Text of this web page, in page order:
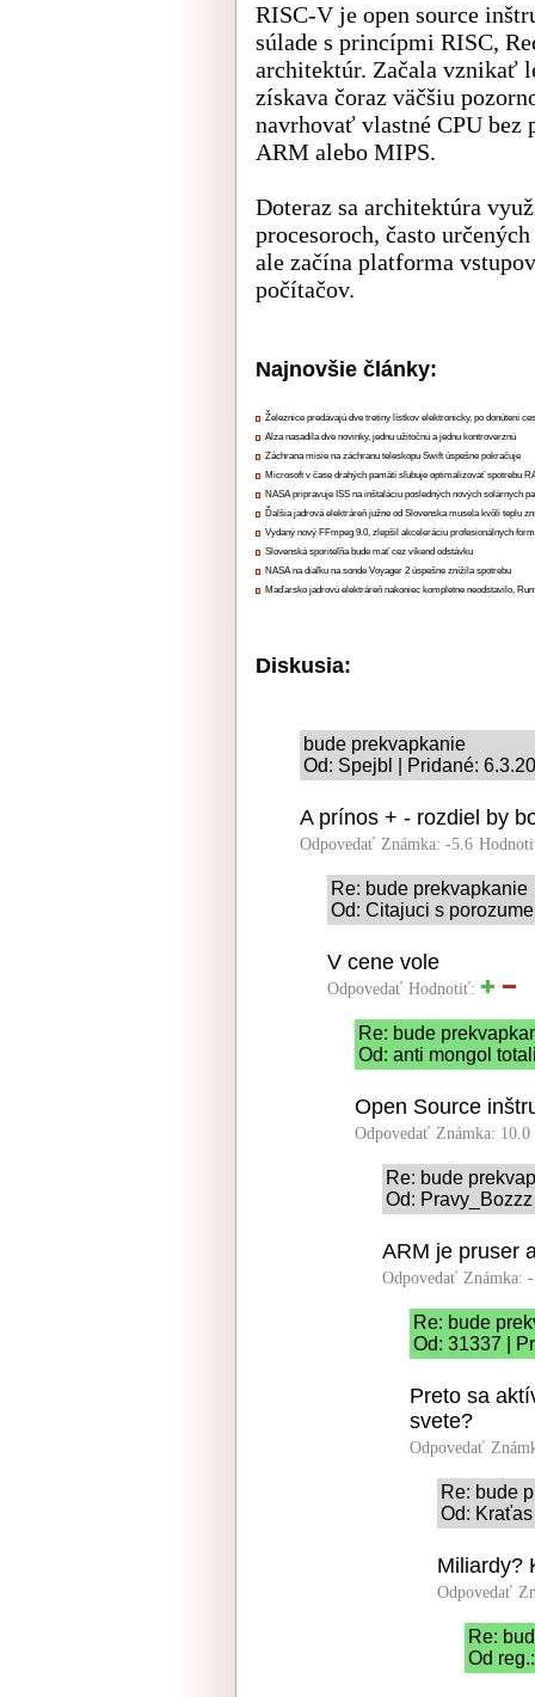
RISC-V je open source
súlade s princípmi RISC,
architektúr. Začala vznikať
získava čoraz väčšiu
navrhovať vlastné CPU bez
ARM alebo MIPS.
Doteraz sa architektúra
procesoroch, často
ale začína platforma
počítačov.
Najnovšie články:
Železnice predávajú dve tretiny lístkov elektronicky, po donútení
Alza nasadila dve novinky, jednu užitočnú a jednu kontroverznú
Záchrana misie na záchranu teleskopu Swift úspešne pokračuje
Microsoft v čase drahých pamätí sľubuje optimalizovať spotrebu
NASA pripravuje ISS na inštaláciu posledných nových solárnych
Ďalšia jadrová elektráreň južne od Slovenska musela kvôli teplu
Vydaný nový FFmpeg 9.0, zlepšil akceleráciu profesionálnych
Slovenská sporiteľňa bude mať cez víkend odstávku
NASA na diaľku na sonde Voyager 2 úspešne znížila spotrebu
Maďarsko jadrovú elektráreň nakoniec kompletne neodstavilo,
Diskusia:
bude prekvapkanie
Od: Spejbl | Pridané:
A prínos + - rozdiel by
Odpovedať Známka: -5.6
Re: bude prekvapkanie
Od: Citajuci s
V cene vole
Odpovedať Hodnotiť:
Re: bude
Od: anti mongol
Open Source
Odpovedať Známka: 10.0
Re: bude
Od:
ARM je pruser
Odpovedať Známka:
Re: bude
Od: 31337 |
Preto sa
svete?
Odpovedať
Re: bude
Od:
Miliardy?
Odpovedať
Re:
Od